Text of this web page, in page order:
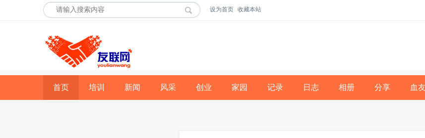
设为首页 收藏本站
首页 培训 新闻 风采 创业 家园 记录 日志 相册 分享 血